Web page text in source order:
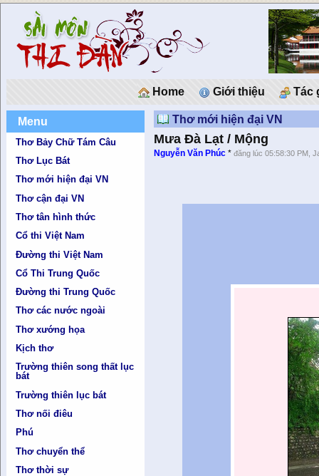
Home Giới thiệu Tác
Menu
Thơ Bảy Chữ Tám Câu
Thơ Lục Bát
Thơ mới hiện đại VN
Thơ cận đại VN
Thơ tân hình thức
Cổ thi Việt Nam
Đường thi Việt Nam
Cổ Thi Trung Quốc
Đường thi Trung Quốc
Thơ các nước ngoài
Thơ xướng họa
Kịch thơ
Trường thiên song thất lục
bát
Trường thiên lục bát
Thơ nối điêu
Phú
Thơ chuyển thể
Thơ thời sự
Thơ mới hiện đại VN
Mưa Đà Lạt / Mộng
Nguyễn Văn Phúc *đăng lúc 05:58:30 PM,